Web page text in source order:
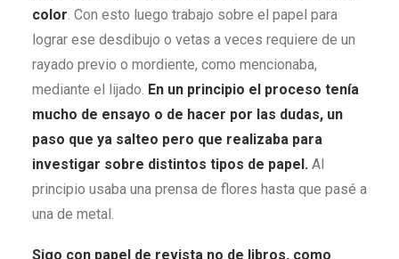
color. Con esto luego trabajo sobre el papel para
lograr ese desdibujo o vetas a veces requiere de un
rayado previo o mordiente, como mencionaba,
mediante el lijado. En un principio el proceso tenía
mucho de ensayo o de hacer por las dudas, un
paso que ya salteo pero que realizaba para
investigar sobre distintos tipos de papel. Al
principio usaba una prensa de flores hasta que pasé a
una de metal.
Sigo con papel de revista no de libros, como